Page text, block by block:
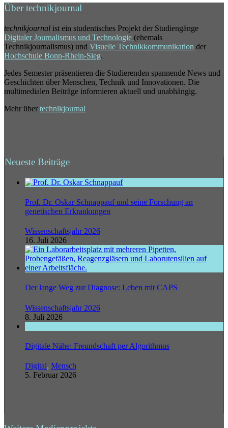
Über technikjournal
technikjournal ist ein studentisches Projekt der Studiengänge
Digitaler Journalismus und Technologie (ehemals
Technikjournalismus) und Visuelle Technikkommunikation der
Hochschule Bonn-Rhein-Sieg.
Jedes Semester präsentieren die Studierenden spannende News und
Geschichten über Menschen, Technik und Innovationen. Die
multimedialen Beiträge informieren aktuell und unabhängig.
Mehr über technikjournal
Neueste Beiträge
Prof. Dr. Oskar Schnappauf und seine Forschung an
genetischen Erkrankungen
Wissenschaftsjahr 2026
16. Juli 2026
Der lange Weg zur Diagnose: Leben mit CAPS
Wissenschaftsjahr 2026
8. Juli 2026
Digitale Nähe: Freundschaft per Algorithmus
Digital, Mensch
5. Februar 2026